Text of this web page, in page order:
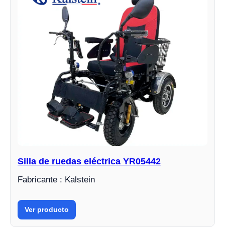
Silla de ruedas eléctrica YR05442
Fabricante : Kalstein
Ver producto